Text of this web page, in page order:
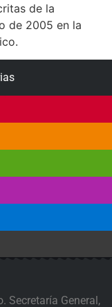
de la
de 2005 en la
Secretaría General,